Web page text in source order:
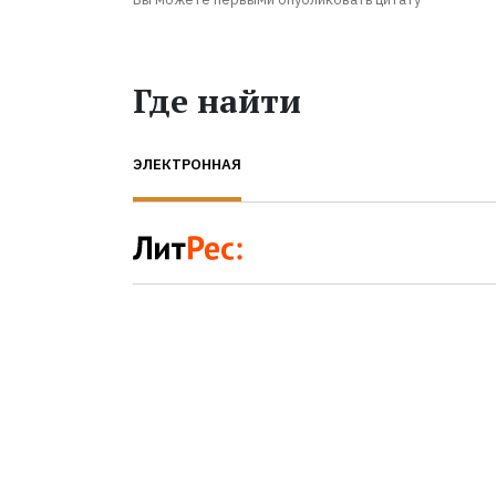
Где найти
ЭЛЕКТРОННАЯ